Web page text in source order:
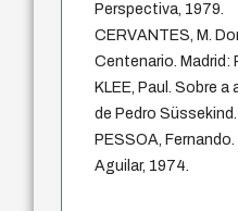
Perspectiva, 1979.
CERVANTES, M.
Centenario. Madrid:
KLEE, Paul. Sobre
de Pedro
PESSOA,
Aguilar, 1974.